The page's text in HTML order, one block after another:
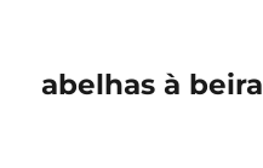
abelhas à beira